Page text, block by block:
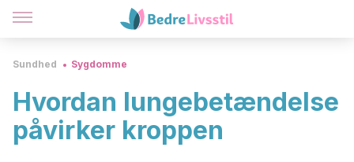
Sundhed Sygdomme
Hvordan lungebetændelse
påvirker kroppen